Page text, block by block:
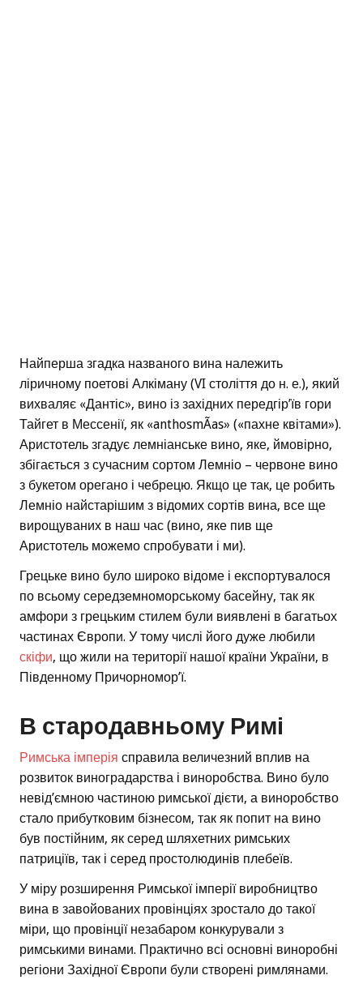
Найперша згадка названого вина належить
ліричному поетові Алкіману (VI століття до н. е.), який
вихваляє «Дантіс», вино із західних передгір’їв гори
Тайгет в Мессенії, як «anthosmÃas» («пахне квітами»).
Аристотель згадує лемніанське вино, яке, ймовірно,
збігається з сучасним сортом Лемніо – червоне вино
з букетом орегано і чебрецю. Якщо це так, це робить
Лемніо найстарішим з відомих сортів вина, все ще
вирощуваних в наш час (вино, яке пив ще
Аристотель можемо спробувати і ми).
Грецьке вино було широко відоме і експортувалося
по всьому середземноморському басейну, так як
амфори з грецьким стилем були виявлені в багатьох
частинах Європи. У тому числі його дуже любили
скіфи, що жили на території нашої країни України, в
Південному Причорномор’ї.
В стародавньому Римі
Римська імперія справила величезний вплив на
розвиток виноградарства і виноробства. Вино було
невід’ємною частиною римської дієти, а виноробство
стало прибутковим бізнесом, так як попит на вино
був постійним, як серед шляхетних римських
патриціїв, так і серед простолюдинів плебеїв.
У міру розширення Римської імперії виробництво
вина в завойованих провінціях зростало до такої
міри, що провінції незабаром конкурували з
римськими винами. Практично всі основні виноробні
регіони Західної Європи були створені римлянами.